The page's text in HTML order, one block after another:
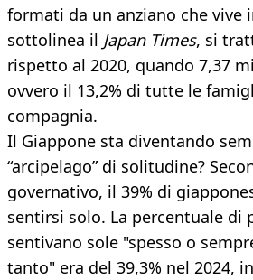
formati da un anziano che vive
sottolinea il Japan Times, si
rispetto al 2020, quando 7,37
ovvero il 13,2% di tutte le
compagnia.
Il Giappone sta diventando
“arcipelago” di solitudine?
governativo, il 39% di
sentirsi solo. La percentuale di
sentivano sole "spesso o
tanto" era del 39,3% nel 2024,